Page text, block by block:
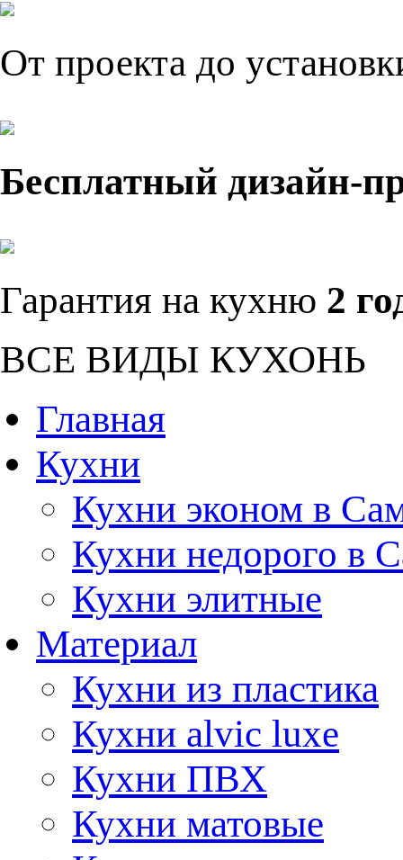
От проекта до
Бесплатный дизайн-
Гарантия на кухню 2
ВСЕ ВИДЫ КУХОНЬ
Главная
Кухни
Кухни эконом в
Кухни недорого в
Кухни элитные
Материал
Кухни из пластика
Кухни alvic luxe
Кухни ПВХ
Кухни матовые